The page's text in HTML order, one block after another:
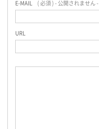
E-MAIL ( 必須 ) - 公開されません -
URL